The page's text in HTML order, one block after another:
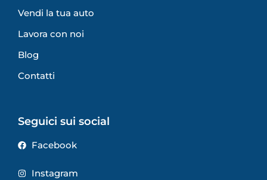
Vendi la tua auto
Lavora con noi
Blog
Contatti
Seguici sui social
Facebook
Instagram